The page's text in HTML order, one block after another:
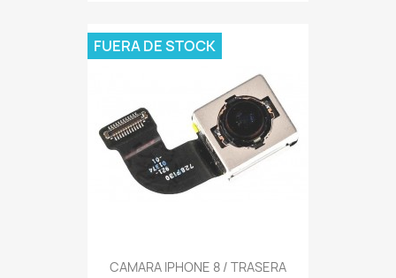
CAMARA IPHONE 8 / TRASERA
FUERA DE STOCK